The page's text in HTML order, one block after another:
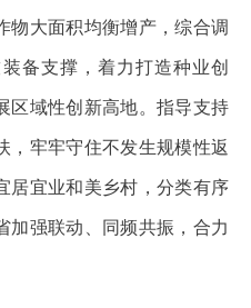
物大面积均衡增产，综合调
备支撑，着力打造种业创
区域性创新高地。指导支持
，牢牢守住不发生规模性返
居宜业和美乡村，分类有序
加强联动、同频共振，合力